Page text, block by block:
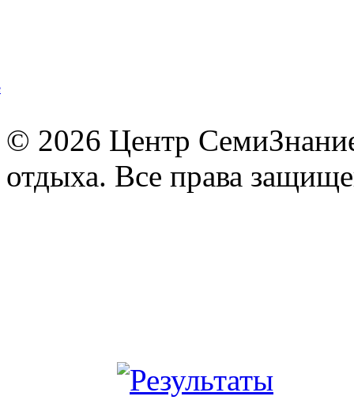
© 2026 Центр
отдыха. Все права